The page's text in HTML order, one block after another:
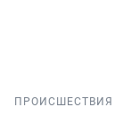
ПРОИСШЕСТВИЯ